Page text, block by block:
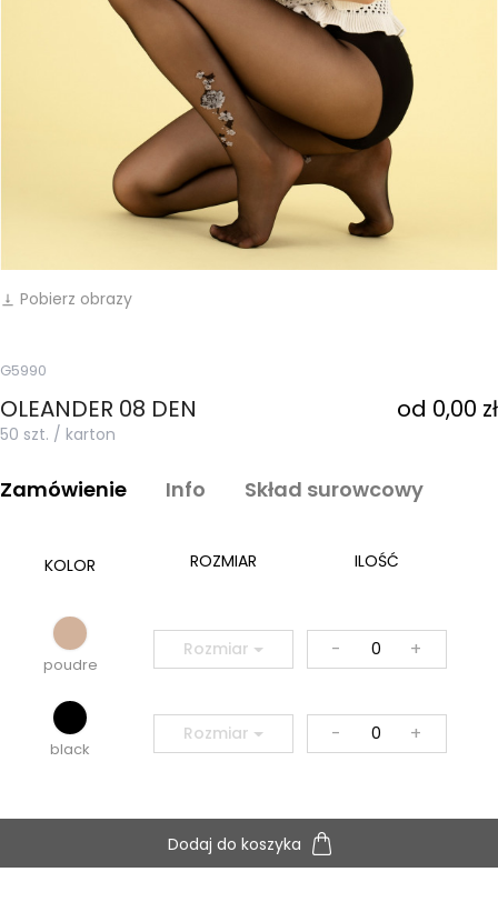
vertical_align_bottom Pobierz obrazy
G5990
OLEANDER 08 DEN od 0,00 zł
50 szt. / karton
Zamówienie Info Skład surowcowy
KOLOR ROZMIAR ILOŚĆ
poudre
Rozmiar - +
black
Rozmiar - +
Dodaj do koszyka